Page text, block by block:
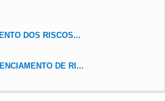
DOS RISCOS...
DE RI...